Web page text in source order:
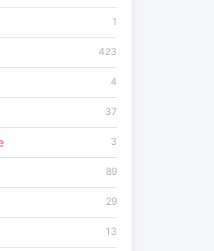
1
423
4
37
3
89
29
13